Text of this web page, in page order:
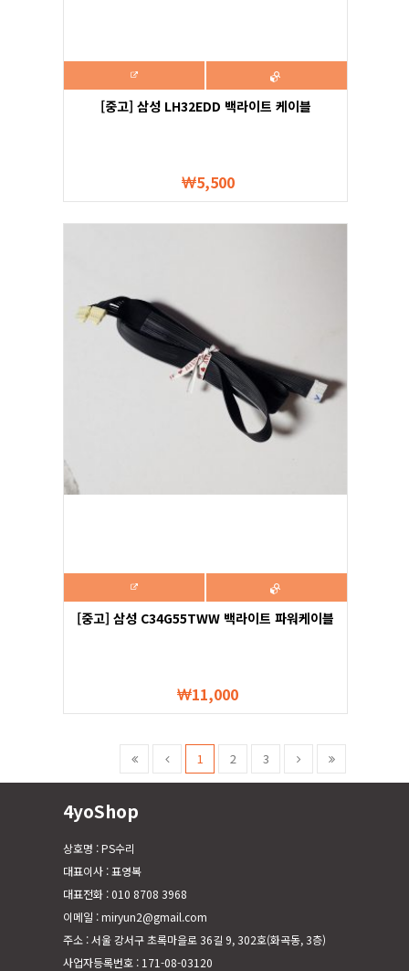
[중고] 삼성 LH32EDD 백라이트 케이블
5,500
[중고] 삼성 C34G55TWW 백라이트 파워케이블
11,000
1 2 3
4yoShop
상호명 : PS수리
대표이사 : 표영복
대표전화 : 010 8708 3968
이메일 : miryun2@gmail.com
주소 : 서울 강서구 초록마을로 36길 9, 302호(화곡동, 3층)
사업자등록번호 : 171-08-03120